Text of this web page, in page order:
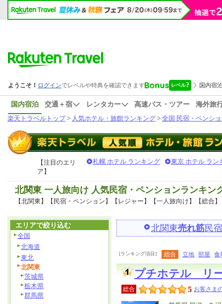
国内宿泊 交通＋宿 レンタカー 高速バス・ツアー
海外旅
楽天トラベルトップ> 人気ホテル・旅館ランキング > 全国 民宿・ペンシ
【注目のエリ
ア】
札幌 ホテル ランキング 東京 ホテル ラン
北関東 一人旅向け 人気民宿・ペンションランキン
【北関東】【民宿・ペンション】【レジャー】【一人旅向け】【総合】
北関東売れ筋民
[ランキング項目] 総合 立地 部屋 食
プチホテル リ
総合 5 お客さま
エリアで絞り込む
全国
北海道
東北
北関東
茨城県
栃木県
群馬県